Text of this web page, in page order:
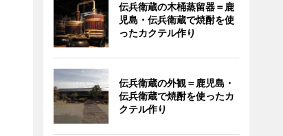
伝兵衛蔵の木桶蒸留器＝鹿
児島・伝兵衛蔵で焼酎を使
ったカクテル作り
伝兵衛蔵の外観＝鹿児島・
伝兵衛蔵で焼酎を使ったカ
クテル作り